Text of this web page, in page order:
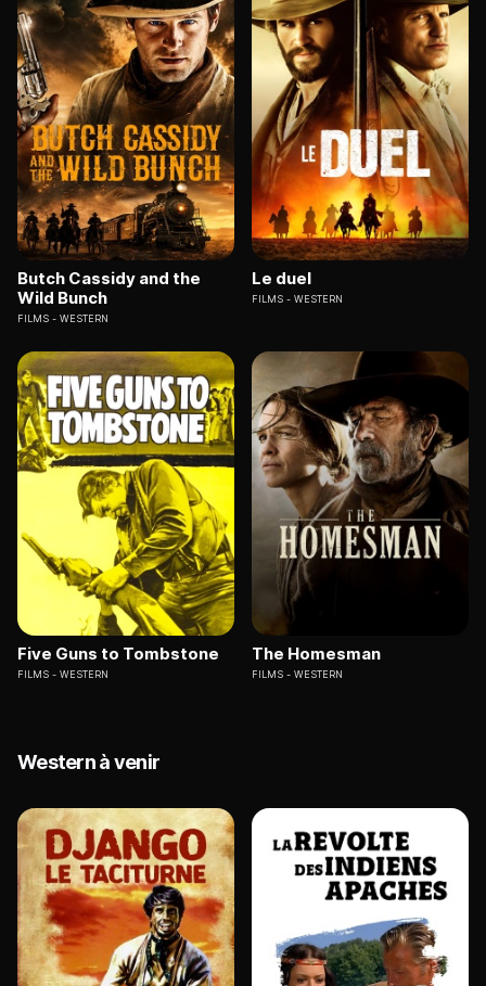
Butch Cassidy and the
Wild Bunch
FILMS WESTERN
Le duel
FILMS WESTERN
Five Guns to Tombstone
FILMS WESTERN
The Homesman
FILMS WESTERN
Western à venir